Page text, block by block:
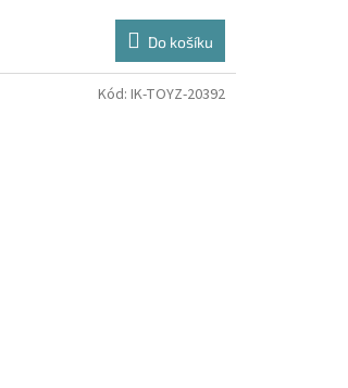
Do košíku
Kód: IK-TOYZ-20392